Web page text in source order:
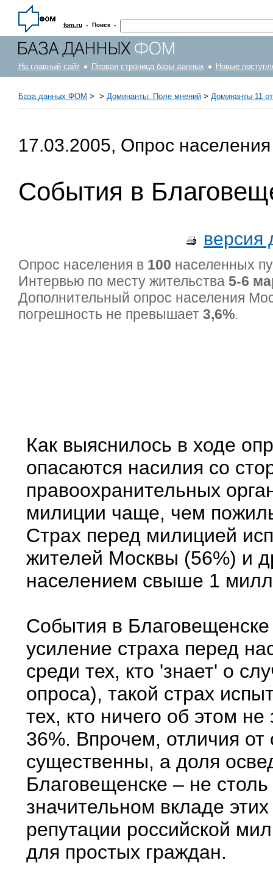
fom.ru · Поиск ·
На главный сайт Первая страница базы данных Новые
База данных ФОМ > > Доминанты. Поле мнений > Доминанты 11
17.03.2005, Опрос населения
События в
версия
Опрос населения в 100 населенных
Интервью по месту жительства 5-6
Дополнительный опрос населения
погрешность не превышает 3,6%.
Как выяснилось в ходе
опасаются насилия со
правоохранительных
милиции чаще, чем
Страх перед милицией
жителей Москвы (56%) и
населением свыше 1
События в
усиление страха перед
среди тех, кто 'знает' о
опроса), такой страх
тех, кто ничего об этом
36%. Впрочем, отличия от
существенны, а доля
Благовещенске – не
значительном вкладе
репутации российской
для простых граждан.